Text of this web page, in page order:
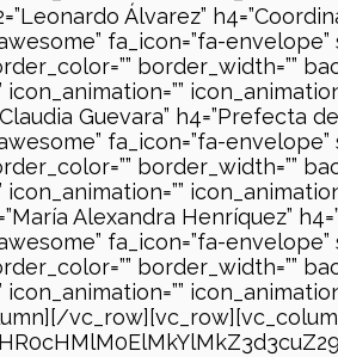
Álvarez”
fa_icon=”fa-envelope”
border_width=””
Guevara” h4=”Prefecta
fa_icon=”fa-envelope”
border_width=””
Alexandra Henríquez”
fa_icon=”fa-envelope”
border_width=””